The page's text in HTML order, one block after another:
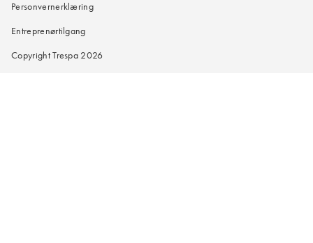
Personvernerklæring
Entreprenørtilgang
Copyright Trespa 2026